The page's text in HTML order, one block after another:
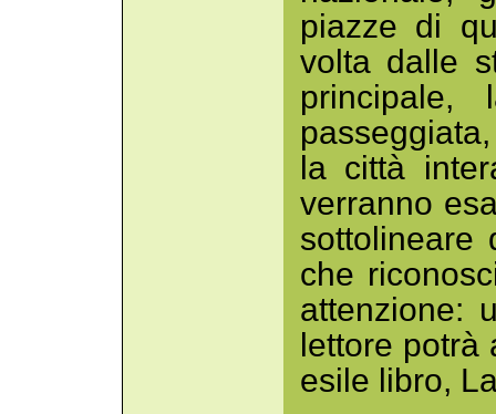
piazze di
volta dalle
principale,
la città
verranno
sottolineare
che
attenzione:
lettore
esile libro,